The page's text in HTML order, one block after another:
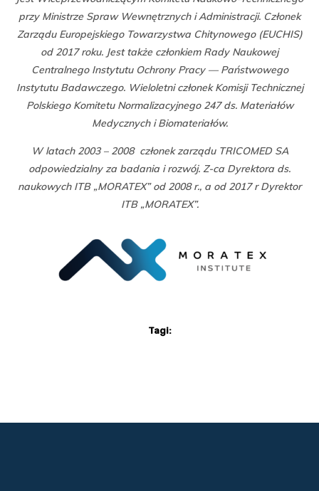
przy Ministrze Spraw Wewnętrznych i Administracji. Członek
Zarządu Europejskiego Towarzystwa Chitynowego (EUCHIS)
od 2017 roku. Jest także członkiem Rady Naukowej
Centralnego Instytutu Ochrony Pracy — Państwowego
Instytutu Badawczego. Wieloletni członek Komisji Technicznej
Polskiego Komitetu Normalizacyjnego 247 ds. Materiałów
Medycznych i Biomateriałów.
W latach 2003 – 2008 członek zarządu TRICOMED SA
odpowiedzialny za badania i rozwój. Z-ca Dyrektora ds.
naukowych ITB „MORATEX” od 2008 r., a od 2017 r Dyrektor
ITB „MORATEX”.
Tagi: